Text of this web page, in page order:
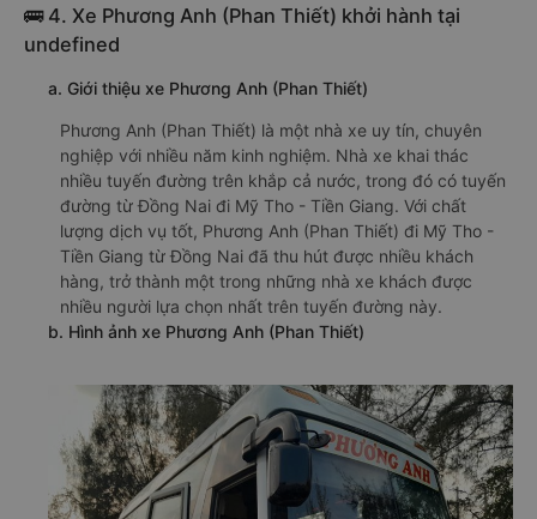
🚌 4. Xe Phương Anh (Phan Thiết) khởi hành tại
undefined
a. Giới thiệu xe Phương Anh (Phan Thiết)
Phương Anh (Phan Thiết) là một nhà xe uy tín, chuyên
nghiệp với nhiều năm kinh nghiệm. Nhà xe khai thác
nhiều tuyến đường trên khắp cả nước, trong đó có tuyến
đường từ Đồng Nai đi Mỹ Tho - Tiền Giang. Với chất
lượng dịch vụ tốt, Phương Anh (Phan Thiết) đi Mỹ Tho -
Tiền Giang từ Đồng Nai đã thu hút được nhiều khách
hàng, trở thành một trong những nhà xe khách được
nhiều người lựa chọn nhất trên tuyến đường này.
b. Hình ảnh xe Phương Anh (Phan Thiết)